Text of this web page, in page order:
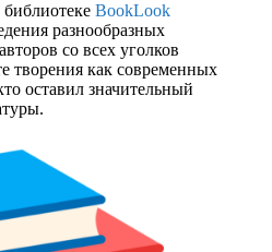
BookLook
разнообразных
со всех уголков
творения как современных
оставил значительный